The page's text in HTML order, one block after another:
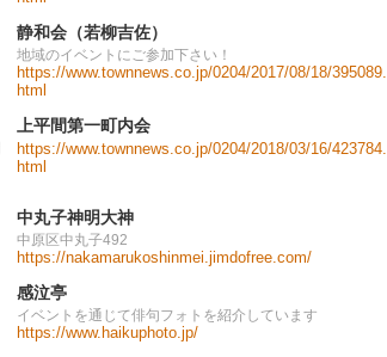
静和会（若柳吉佐）
地域のイベントにご参加下さい！
https://www.townnews.co.jp/0204/2017/08/18/395089.
html
上平間第一町内会
https://www.townnews.co.jp/0204/2018/03/16/423784.
html
中丸子神明大神
中原区中丸子492
https://nakamarukoshinmei.jimdofree.com/
感泣亭
イベントを通じて俳句フォトを紹介しています
https://www.haikuphoto.jp/